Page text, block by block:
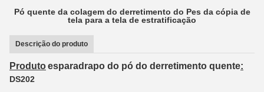
Pó quente da colagem do derretimento do Pes da cópia de
tela para a tela de estratificação
Descrição do produto
Produtoesparadrapo do pó do derretimento quente:
DS202